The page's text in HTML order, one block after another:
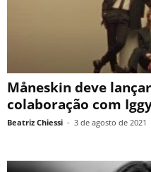
Måneskin deve
colaboração com
Beatriz Chiessi - 3 de agosto de 2021